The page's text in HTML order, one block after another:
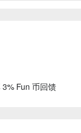
Fun 币回馈